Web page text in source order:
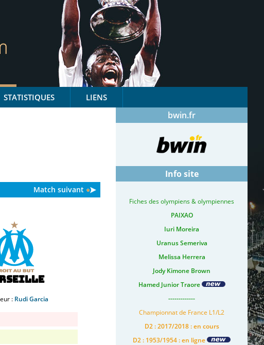
STATISTIQUES LIENS
Match suivant
: Rudi Garcia
bwin.fr
Info site
Fiches des olympiens & olympiennes
PAIXAO
Iuri Moreira
Uranus Semeriva
Melissa Herrera
Jody Kimone Brown
Hamed Junior Traore
-------------
Championnat de France L1/L2
D2 : 2017/2018 : en cours
D2 : 1953/1954 : en ligne